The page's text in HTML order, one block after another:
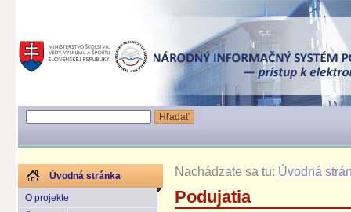
Úvodná stránka
O projekte
Nachádzate sa tu: Úvodná
Podujatia